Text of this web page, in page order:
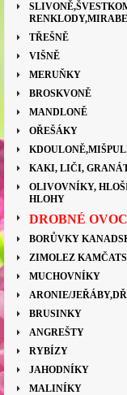
TŘEŠNĚ
VIŠNĚ
MERUŇKY
BROSKVONĚ
MANDLONĚ
OŘEŠÁKY
KAKI, LIČI,
OLIVOVNÍKY,
HLOHY
DROBNÉ
BORŮVKY
ZIMOLEZ
MUCHOVNÍKY
ARONIE/
BRUSINKY
ANGREŠTY
RYBÍZY
JAHODNÍKY
MALINÍKY